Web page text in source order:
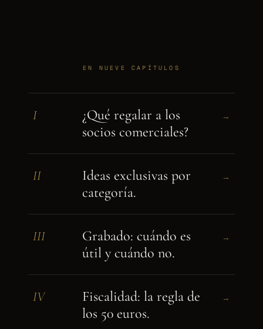
EN NUEVE CAPÍTULOS
I
¿Qué regalar a los
socios comerciales?
→
II
Ideas exclusivas por
categoría.
→
III
Grabado: cuándo es
útil y cuándo no.
→
IV
Fiscalidad: la regla de
los 50 euros.
→